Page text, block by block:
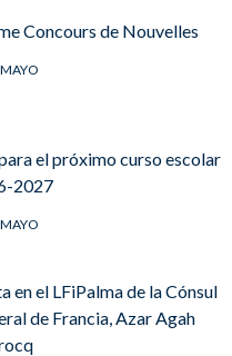
Concours de Nouvelles
MAYO
el próximo curso escolar
2027
MAYO
en el LFiPalma de la Cónsul
de Francia, Azar Agah